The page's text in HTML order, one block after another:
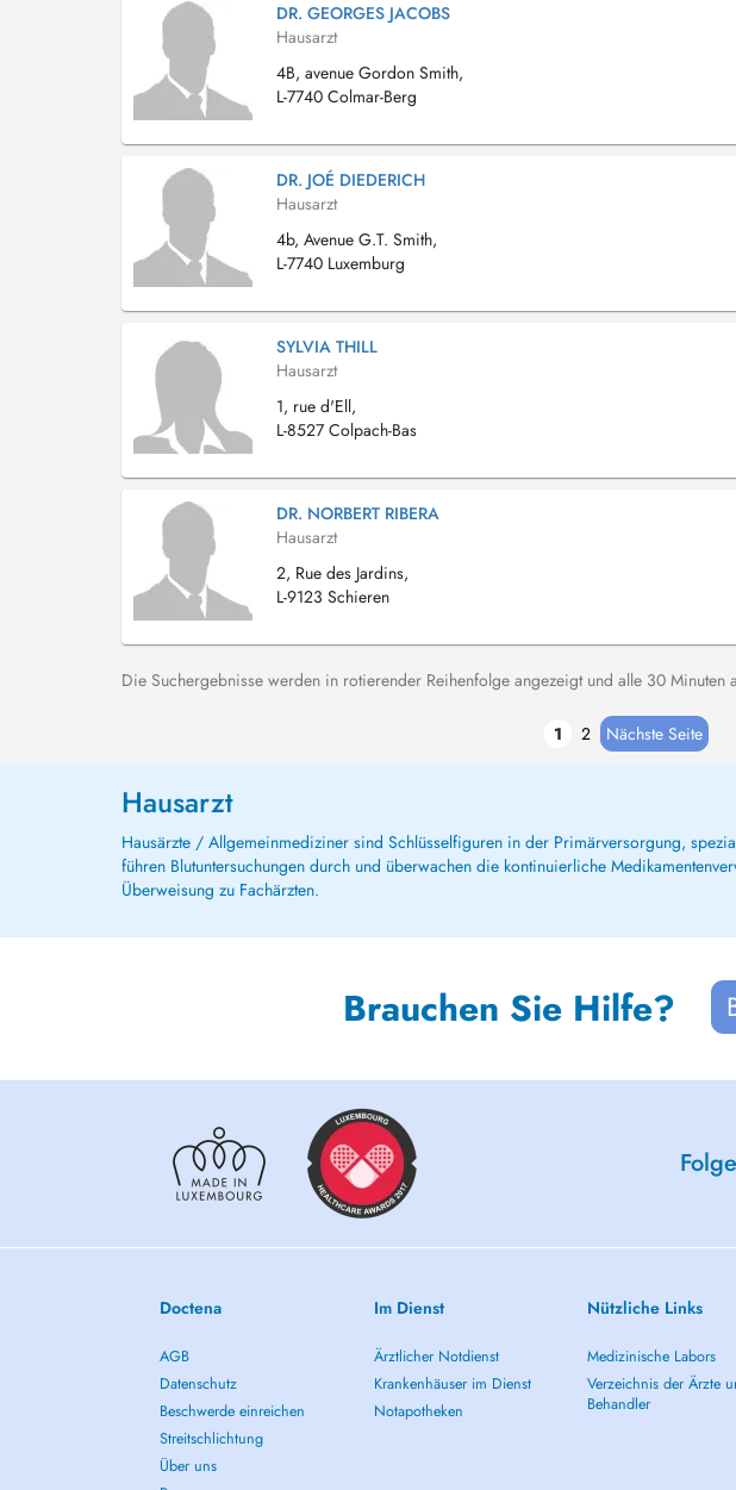
DR. GEORGES JACOBS
Hausarzt
4B, avenue Gordon Smith,
L-7740 Colmar-Berg
DR. JOÉ DIEDERICH
Hausarzt
4b, Avenue G.T. Smith,
L-7740 Luxemburg
SYLVIA THILL
Hausarzt
1, rue d'Ell,
L-8527 Colpach-Bas
DR. NORBERT RIBERA
Hausarzt
2, Rue des Jardins,
L-9123 Schieren
Die Suchergebnisse werden in rotierender Reihenfolge angezeigt und alle 30 Minuten
1 2 Nächste Seite
Hausarzt
Hausärzte / Allgemeinmediziner sind Schlüsselfiguren in der Primärversorgung,
führen Blutuntersuchungen durch und überwachen die kontinuierliche
Überweisung zu Fachärzten.
Brauchen Sie Hilfe?
Doctena
AGB
Datenschutz
Beschwerde einreichen
Streitschlichtung
Über uns
Im Dienst
Ärztlicher Notdienst
Krankenhäuser im Dienst
Notapotheken
Nützliche Links
Medizinische Labors
Verzeichnis der Ärzte
Behandler